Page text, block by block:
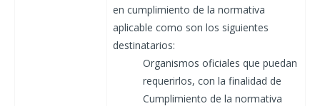
en cumplimiento de la normativa
aplicable como son los siguientes
destinatarios:
Organismos oficiales que puedan
requerirlos, con la finalidad de
Cumplimiento de la normativa